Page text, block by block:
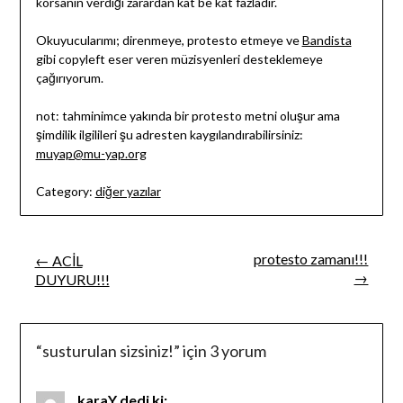
Okuyucularımı; direnmeye, protesto etmeye veBandista
gibi copyleft eser veren müzisyenleri desteklemeye
çağırıyorum.
not: tahminimce yakında bir protesto metni oluşur ama
şimdilik ilgilileri şu adresten kaygılandırabilirsiniz:
muyap@mu-yap.org
Category: diğer yazılar
Yazı
gezinmesi
← ACİL
DUYURU!!!
protesto zamanı!!!
→
“susturulan sizsiniz!” için 3 yorum